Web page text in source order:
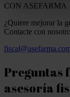
CON ASEFARMA
¿Quiere mejorar la
Contacte con
Preguntas
asesoría